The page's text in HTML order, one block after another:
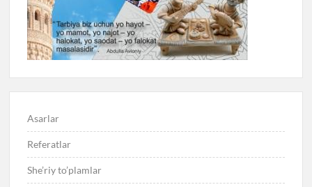
Asarlar
Referatlar
She’riy to’plamlar